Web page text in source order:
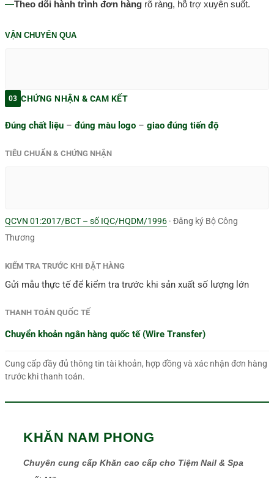
—Theo dõi hành trình đơn hàng rõ ràng, hỗ trợ xuyên suốt.
VẬN CHUYỂN QUA
03 CHỨNG NHẬN & CAM KẾT
Đúng chất liệu – đúng màu logo – giao đúng tiến độ
TIÊU CHUẨN & CHỨNG NHẬN
QCVN 01:2017/BCT – số IQC/HQDM/1996 · Đăng ký Bộ Công
Thương
KIỂM TRA TRƯỚC KHI ĐẶT HÀNG
Gửi mẫu thực tế để kiểm tra trước khi sản xuất số lượng lớn
THANH TOÁN QUỐC TẾ
Chuyển khoản ngân hàng quốc tế (Wire Transfer)
Cung cấp đầy đủ thông tin tài khoản, hợp đồng và xác nhận đơn hàng
trước khi thanh toán.
KHĂN NAM PHONG
Chuyên cung cấp Khăn cao cấp cho Tiệm Nail & Spa